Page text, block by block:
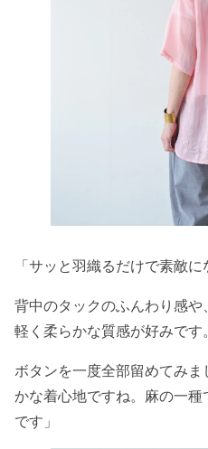
「サッと羽織るだけで素敵に
背中のタックのふんわり感や
軽く柔らかな質感が好みです。
ボタンを一度全部留めてみ
かな着心地ですね。麻の一
です」